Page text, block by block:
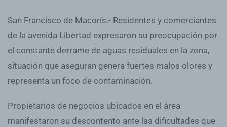
San Francisco de Macorís.- Residentes y comerciantes
de la avenida Libertad expresaron su preocupación por
el constante derrame de aguas residuales en la zona,
situación que aseguran genera fuertes malos olores y
representa un foco de contaminación.
Propietarios de negocios ubicados en el área
manifestaron su descontento ante las dificultades que